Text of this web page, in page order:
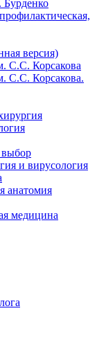
версия)
С.С. Корсакова
С.С. Корсакова.
и вирусология
анатомия
медицина